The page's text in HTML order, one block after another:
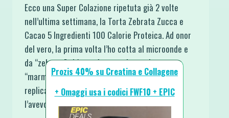
Ecco una Super Colazione ripetuta già 2 volte
nell’ultima settimana, la Torta Zebrata Zucca e
Cacao 5 Ingredienti 100 Calorie Proteica. Ad onor
del vero, la prima volta l’ho cotta al microonde e
da “zebrata” si è trasformata in versione
“marmorizzata”. Buona, Sana e Soffice andava
replicata identica ma doveva venire come ce
l’avevo in…
Prozis 40% su Creatina e Collagene
+ Omaggi usa i codici FWF10 + EPIC